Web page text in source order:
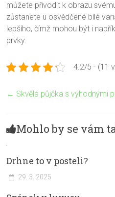
můžete přivodit k obrazu
zůstanete u osvědčené bílé
lepšího, čímž mohou být i
prvky.
4.2/5 - (11
← Skvělá půjčka s výhodnými
Mohlo by se vám
Drhne to v posteli?
29. 3. 2025